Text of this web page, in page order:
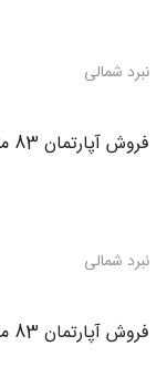
نبرد شمالی
فروش آپارتمان 83 متری
نبرد شمالی
فروش آپارتمان 83 متری